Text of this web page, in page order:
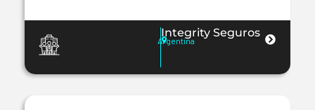
Integrity Seguros
Argentina